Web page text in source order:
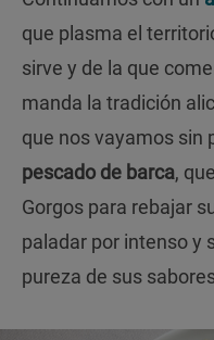
que plasma el
sirve y de la que
manda la tradición
que nos vayamos sin
pescado de barca,
Gorgos para rebajar
paladar por intenso y
pureza de sus